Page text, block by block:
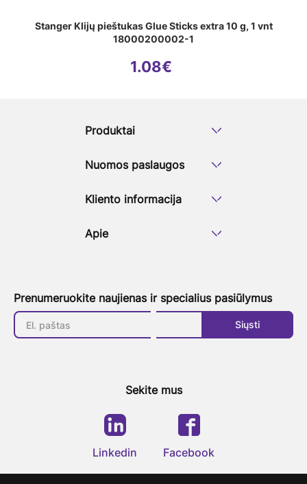
Stanger Klijų pieštukas Glue Sticks extra 10 g, 1 vnt
18000200002-1
1.08€
Produktai
Nuomos paslaugos
Kliento informacija
Apie
Prenumeruokite naujienas ir specialius pasiūlymus
Siųsti
Sekite mus
Linkedin Facebook